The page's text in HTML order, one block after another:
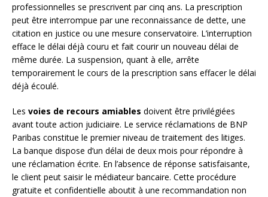
professionnelles se prescrivent par cinq ans. La prescription
peut être interrompue par une reconnaissance de dette, une
citation en justice ou une mesure conservatoire. L’interruption
efface le délai déjà couru et fait courir un nouveau délai de
même durée. La suspension, quant à elle, arrête
temporairement le cours de la prescription sans effacer le délai
déjà écoulé.
Les voies de recours amiables doivent être privilégiées
avant toute action judiciaire. Le service réclamations de BNP
Paribas constitue le premier niveau de traitement des litiges.
La banque dispose d’un délai de deux mois pour répondre à
une réclamation écrite. En l’absence de réponse satisfaisante,
le client peut saisir le médiateur bancaire. Cette procédure
gratuite et confidentielle aboutit à une recommandation non